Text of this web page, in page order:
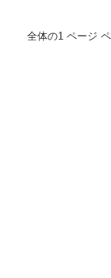
全体の1 ページ